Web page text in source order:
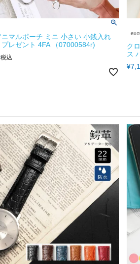
マルポーチ ミニ 小さい 小銭入れ
プレゼント 4FA （07000584r)
税込
ク
ス
¥